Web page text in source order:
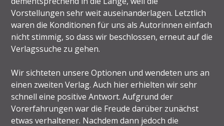
Vorstellungen sehr weit auseinanderlagen. Letztlich
waren die Konditionen für uns als Autorinnen einfach
nicht stimmig, so dass wir beschlossen, erneut auf die
Verlagssuche zu gehen.
Wir sichteten unsere Optionen und wendeten uns an
einen zweiten Verlag. Auch hier erhielten wir sehr
schnell eine positive Antwort. Aufgrund der
Vorerfahrungen war die Freude darüber zunächst
etwas verhaltener. Nachdem dann jedoch die